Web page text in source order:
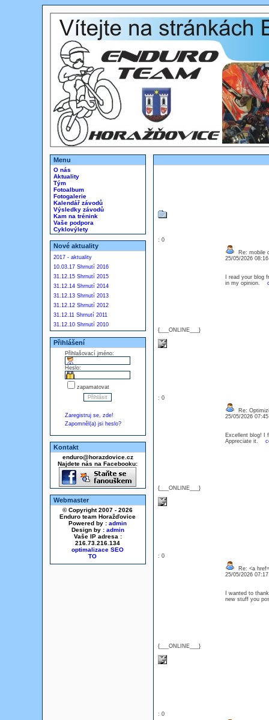
Menu
O nás
Aktuality
Tým
Fotoalbum
Fotogalerie
Kalendář závodů
Výsledky závodů
Kam na trénink
Vaše podpora
Cyklovýlety
Nové aktuality
2017 - aktuality
10.03.17 Shrnutí 2016
31.12.15 Shrnutí 2015
31.12.14 Shrnutí 2014
31.12.13 Shrnutí 2013
31.12.12 Shrnutí 2012
31.12.11 Shrnutí 2011
31.12.10 Shrnutí 2010
Přihlášení
Přihlašovací jméno:
Heslo:
zapamatovat
Zaregistruj se, zde!
Zapomněl(a) jsi heslo?
Kontakt
enduro@horazdovice.cz
Najdete nás na Facebooku:
Webmaster
© Copyright 2007 - 2026
Enduro team Horažďovice
Powered by : admin
Design by : admin
Vaše IP adresa :
216.73.216.134
optimalizace SEO
: 0
{___ONLINE___}
Re: mobile
25/05/2026
I read your blog
in my opinion.
: 0
{___ONLINE___}
Re:
25/05/2026
Excellent blog! I
Appreciate it.
: 0
{___ONLINE___}
Re: <a
25/05/2026
I wanted to
new stuff you
: 0